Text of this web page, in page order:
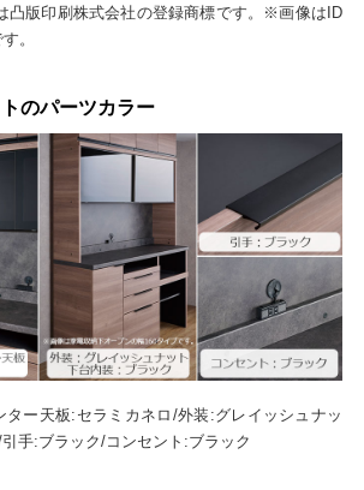
版印刷株式会社の登録商標です。※画像はID
。
のパーツカラー
ター天板:セラミカネロ/外装:グレイッシュナッ
手:ブラック/コンセント:ブラック